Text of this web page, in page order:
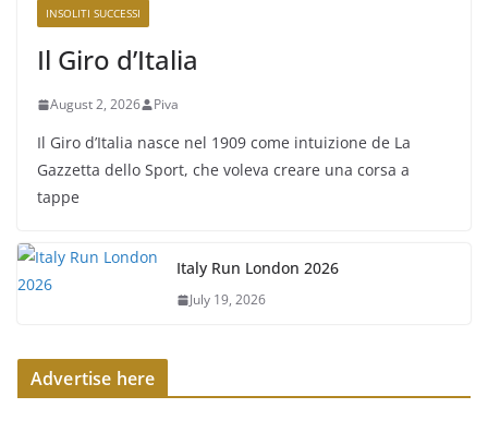
INSOLITI SUCCESSI
Il Giro d’Italia
August 2, 2026 Piva
Il Giro d’Italia nasce nel 1909 come intuizione de La
Gazzetta dello Sport, che voleva creare una corsa a
tappe
Italy Run London 2026
July 19, 2026
Advertise here